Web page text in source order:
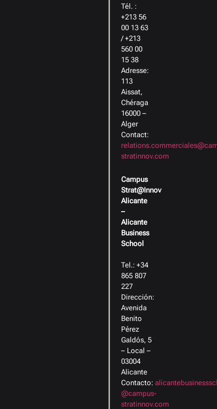
Tél. :
+213 56
00 13 63
/ +213
560 00
15 38
Adresse:
113
Aissat,
Chéraga
16000 –
Alger
Contact:
stratinnov.com
Campus
Strat@Innov
Alicante
–
Alicante
Business
School
Tel.: +34
865 807
227
Dirección:
Avenida
Benito
Pérez
Galdós, 5
– Local –
03004
Alicante
Contacto:
@campus-
stratinnov.com